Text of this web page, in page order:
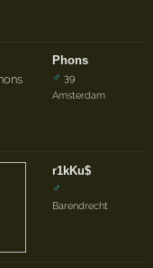
Phons
♂ 39
Amsterdam
r1kKu$
♂
Barendrecht